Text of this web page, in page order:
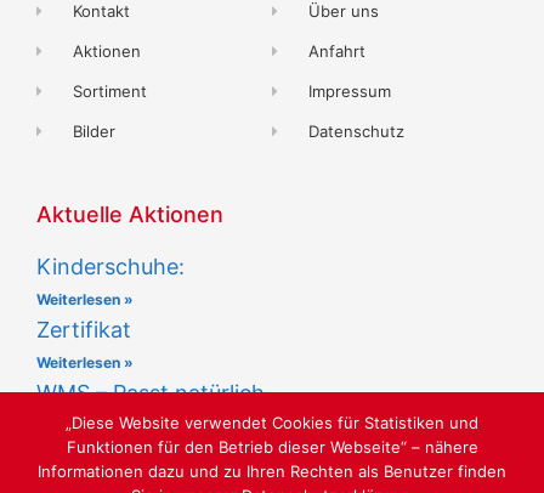
Kontakt
Aktionen
Sortiment
Bilder
Über uns
Anfahrt
Impressum
Datenschutz
Aktuelle Aktionen
Kinderschuhe:
Weiterlesen »
Zertifikat
Weiterlesen »
WMS – Passt natürlich
Weiterlesen »
„Diese Website verwendet Cookies für Statistiken und
Funktionen für den Betrieb dieser Webseite“ – nähere
Informationen dazu und zu Ihren Rechten als Benutzer finden